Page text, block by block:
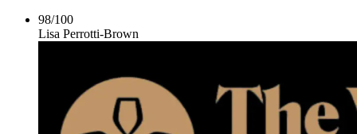
98/100
Lisa Perrotti-Brown